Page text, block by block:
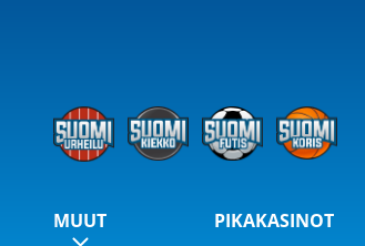
MUUT PIKAKASINOT